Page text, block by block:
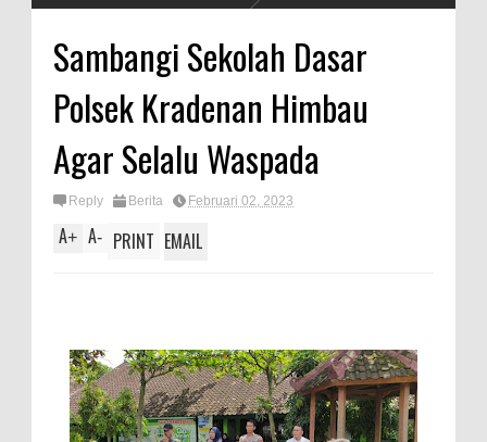
Sambangi Sekolah Dasar
Polsek Kradenan Himbau
Agar Selalu Waspada
Reply Berita Februari 02, 2023
A+ A- PRINT EMAIL